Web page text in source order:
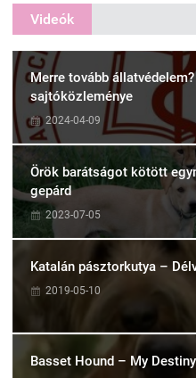
Videók
Merre tovább
sajtóközleménye
2024-04-09
Örök barátságot kötött
gepárd
2023-07-05
Katalán pásztorkutya –
2019-05-10
Basset Hound – My